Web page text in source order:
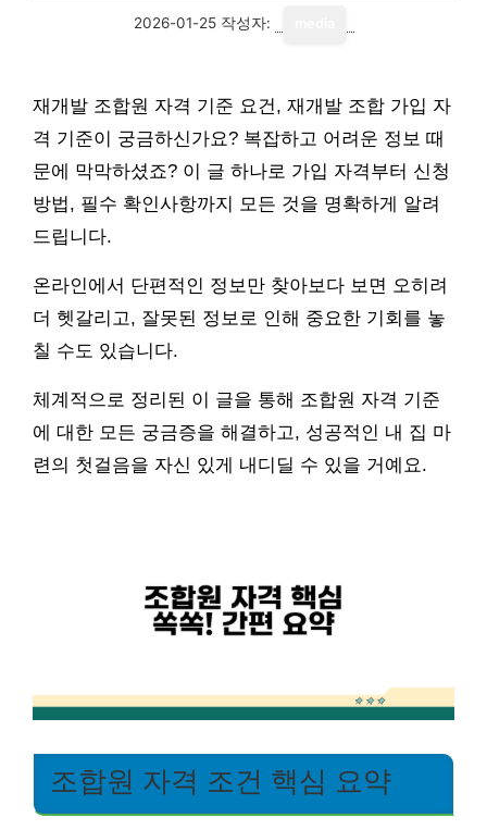
2026-01-25 작성자:
재개발 조합원 자격 기준 요건, 재개발 조합 가입 자
격 기준이 궁금하신가요? 복잡하고 어려운 정보 때
문에 막막하셨죠? 이 글 하나로 가입 자격부터 신청
방법, 필수 확인사항까지 모든 것을 명확하게 알려
드립니다.
온라인에서 단편적인 정보만 찾아보다 보면 오히려
더 헷갈리고, 잘못된 정보로 인해 중요한 기회를 놓
칠 수도 있습니다.
체계적으로 정리된 이 글을 통해 조합원 자격 기준
에 대한 모든 궁금증을 해결하고, 성공적인 내 집 마
련의 첫걸음을 자신 있게 내디딜 수 있을 거예요.
조합원 자격 조건 핵심 요약